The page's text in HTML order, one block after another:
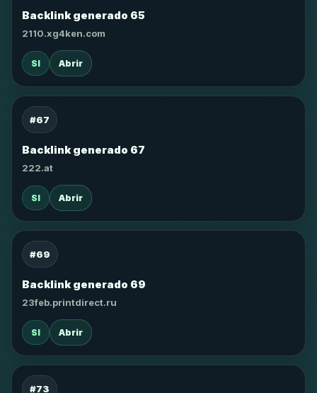
Backlink generado 65
2110.xg4ken.com
SI Abrir
#67
Backlink generado 67
222.at
SI Abrir
#69
Backlink generado 69
23feb.printdirect.ru
SI Abrir
#73